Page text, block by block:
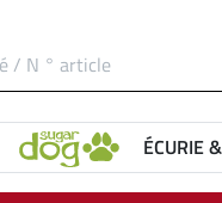
ÉCURIE